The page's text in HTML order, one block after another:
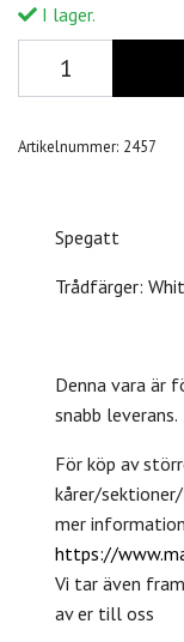
I lager.
Artikelnummer: 2457
Spegatt
Trådfärger:
Denna vara är
snabb leverans.
För köp av
kårer/
mer
https://
Vi tar även
av er till oss